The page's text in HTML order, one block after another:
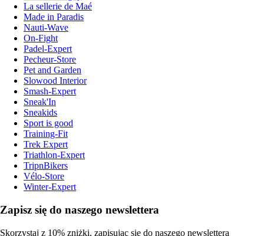
La sellerie de Maé
Made in Paradis
Nauti-Wave
On-Fight
Padel-Expert
Pecheur-Store
Pet and Garden
Slowood Interior
Smash-Expert
Sneak'In
Sneakids
Sport is good
Training-Fit
Trek Expert
Triathlon-Expert
TripnBikers
Vélo-Store
Winter-Expert
Zapisz się do naszego newslettera
Skorzystaj z 10% zniżki, zapisując się do naszego newslettera